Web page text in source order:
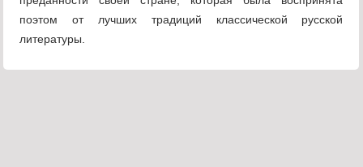
поэтом от лучших традиций классической русской
литературы.